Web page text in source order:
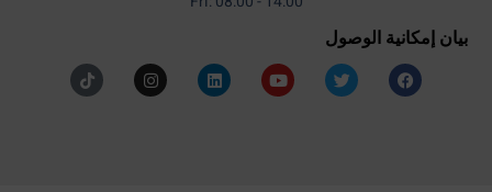
بيان إمكانية الوصول